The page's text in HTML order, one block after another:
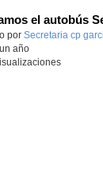
educativo.
por Secretaria cp
año